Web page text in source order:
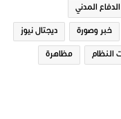
الدفاع المدني
خبر وصورة ديجتال نيوز
النظام مظاهرة